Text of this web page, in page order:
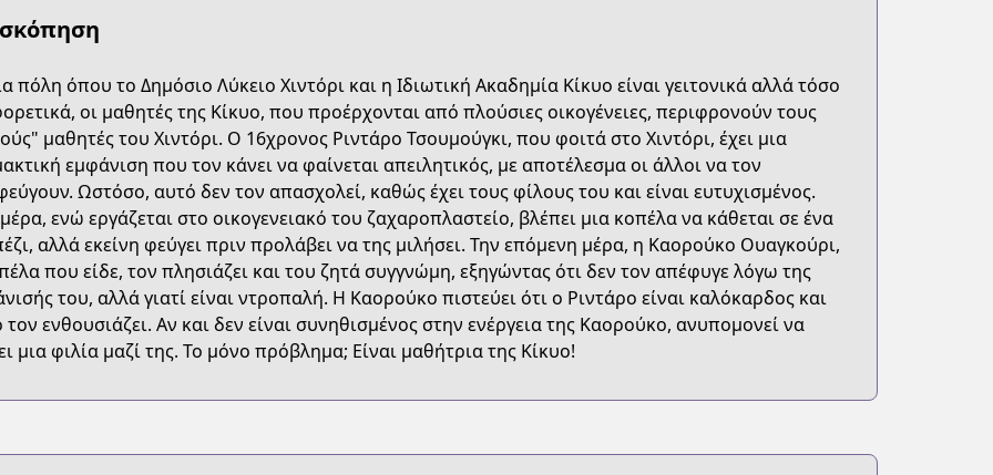
9782373499759/
flower-blooms-with-dignity/
πόλη όπου το Δημόσιο Λύκειο Χιντόρι και η Ιδιωτική Ακαδημία Κίκυο είναι γειτονικά αλλά τόσο
οι μαθητές της Κίκυο, που προέρχονται από πλούσιες οικογένειες, περιφρονούν τους
μαθητές του Χιντόρι. Ο 16χρονος Ριντάρο Τσουμούγκι, που φοιτά στο Χιντόρι, έχει μια
εμφάνιση που τον κάνει να φαίνεται απειλητικός, με αποτέλεσμα οι άλλοι να τον
Ωστόσο, αυτό δεν τον απασχολεί, καθώς έχει τους φίλους του και είναι ευτυχισμένος.
ενώ εργάζεται στο οικογενειακό του ζαχαροπλαστείο, βλέπει μια κοπέλα να κάθεται σε ένα
αλλά εκείνη φεύγει πριν προλάβει να της μιλήσει. Την επόμενη μέρα, η Καορούκο Ουαγκούρι,
που είδε, τον πλησιάζει και του ζητά συγγνώμη, εξηγώντας ότι δεν τον απέφυγε λόγω της
του, αλλά γιατί είναι ντροπαλή. Η Καορούκο πιστεύει ότι ο Ριντάρο είναι καλόκαρδος και
τον ενθουσιάζει. Αν και δεν είναι συνηθισμένος στην ενέργεια της Καορούκο, ανυπομονεί να
μια φιλία μαζί της. Το μόνο πρόβλημα; Είναι μαθήτρια της Κίκυο!